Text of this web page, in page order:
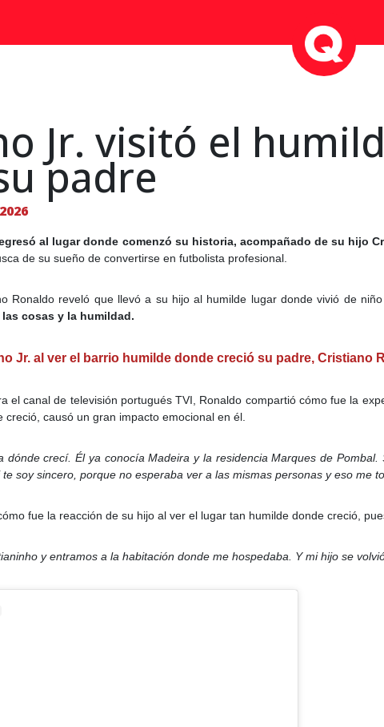
Jr. visitó el
padre
al lugar donde comenzó su historia, acompañado de su hijo
de su sueño de convertirse en futbolista profesional.
Ronaldo reveló que llevó a su hijo al humilde lugar donde vivió de
cosas y la humildad.
Jr. al ver el barrio humilde donde creció su padre, Cristiano
el canal de televisión portugués TVI, Ronaldo compartió cómo fue la
creció, causó un gran impacto emocional en él.
dónde crecí. Él ya conocía Madeira y la residencia Marques de
soy sincero, porque no esperaba ver a las mismas personas y eso me
fue la reacción de su hijo al ver el lugar tan humilde donde creció,
y entramos a la habitación donde me hospedaba. Y mi hijo se